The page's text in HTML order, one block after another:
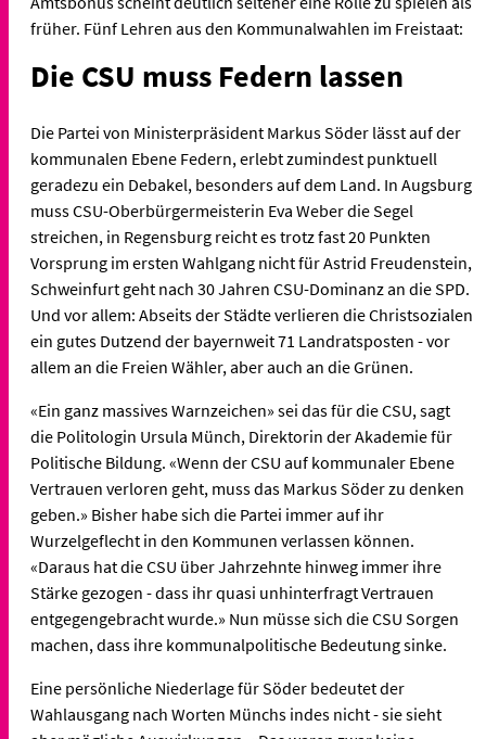
früher. Fünf Lehren aus den Kommunalwahlen im Freistaat:
Die CSU muss Federn lassen
Die Partei von Ministerpräsident Markus Söder lässt auf der
kommunalen Ebene Federn, erlebt zumindest punktuell
geradezu ein Debakel, besonders auf dem Land. In Augsburg
muss CSU-Oberbürgermeisterin Eva Weber die Segel
streichen, in Regensburg reicht es trotz fast 20 Punkten
Vorsprung im ersten Wahlgang nicht für Astrid Freudenstein,
Schweinfurt geht nach 30 Jahren CSU-Dominanz an die SPD.
Und vor allem: Abseits der Städte verlieren die Christsozialen
ein gutes Dutzend der bayernweit 71 Landratsposten - vor
allem an die Freien Wähler, aber auch an die Grünen.
«Ein ganz massives Warnzeichen» sei das für die CSU, sagt
die Politologin Ursula Münch, Direktorin der Akademie für
Politische Bildung. «Wenn der CSU auf kommunaler Ebene
Vertrauen verloren geht, muss das Markus Söder zu denken
geben.» Bisher habe sich die Partei immer auf ihr
Wurzelgeflecht in den Kommunen verlassen können.
«Daraus hat die CSU über Jahrzehnte hinweg immer ihre
Stärke gezogen - dass ihr quasi unhinterfragt Vertrauen
entgegengebracht wurde.» Nun müsse sich die CSU Sorgen
machen, dass ihre kommunalpolitische Bedeutung sinke.
Eine persönliche Niederlage für Söder bedeutet der
Wahlausgang nach Worten Münchs indes nicht - sie sieht